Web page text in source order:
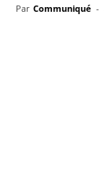
Par Communiqué -